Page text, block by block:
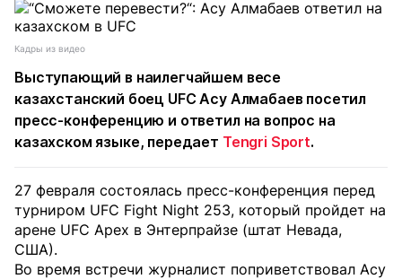
Кадры из видео
Выступающий в наилегчайшем весе
казахстанский боец UFC Асу Алмабаев посетил
пресс-конференцию и ответил на вопрос на
казахском языке, передает Tengri Sport.
27 февраля состоялась пресс-конференция перед
турниром UFC Fight Night 253, который пройдет на
арене UFC Apex в Энтерпрайзе (штат Невада,
США).
Во время встречи журналист поприветствовал Асу